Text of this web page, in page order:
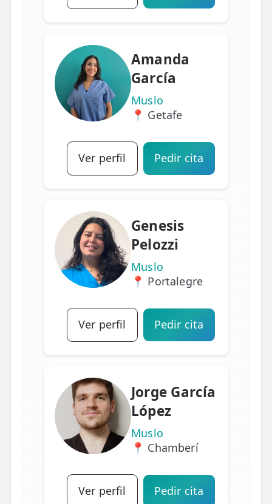
Amanda
García
Muslo
📍 Getafe
Ver perfil Pedir cita
Genesis
Pelozzi
Muslo
📍 Portalegre
Ver perfil Pedir cita
Jorge García
López
Muslo
📍 Chamberí
Ver perfil Pedir cita